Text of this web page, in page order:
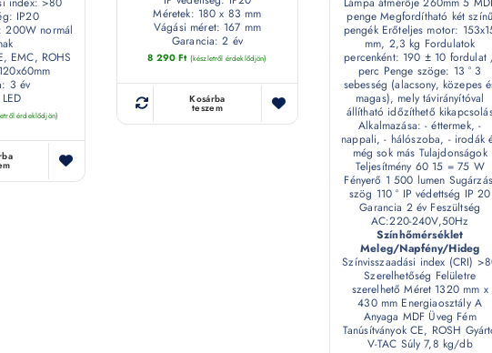
IP20
200W normál
EMC, ROHS
3 év
érdeklődjön)
Méretek: 180 x 83 mm
Vágási méret: 167 mm
Garancia: 2 év
8 290Ft (készletről érdeklődjön)
Kosárba
teszem
penge Megfordítható két színű
pengék Erőteljes motor:
mm, 2,3 kg Fordulatok
percenként: 190 ± 10 fordulat
perc Penge szöge: 13 ° 3
sebesség (alacsony, közepes
magas), mely távirányítóval
állítható időzíthető
Alkalmazása: - éttermek, -
nappali, - hálószoba, - irodák
még sok más Tulajdonságok
Teljesítmény 60 15 = 75 W
Fényerő 1 500 lumen
szög 110 ° IP védettség IP 20
Garancia 2 év Feszültség
AC:220-240V,50Hz
Színhőmérséklet
Meleg/Napfény/Hideg
Színvisszaadási index (CRI)
Szerelhetőség Felületre
szerelhető Méret 1320 mm x
430 mm Energiaosztály A
Anyaga MDF Üveg Fém
Tanúsítványok CE, ROSH
V-TAC Súly 7,8 kg/db